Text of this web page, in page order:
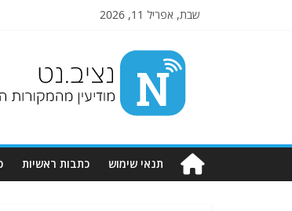
שבת, אפריל 11, 2026
Nziv.net
מודיעין
מהמקורות
תנאי שימוש כתבות ראשיות